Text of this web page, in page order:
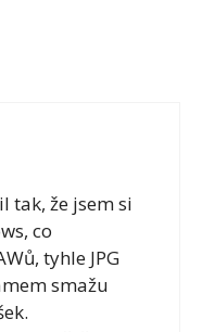
tak, že jsem si
co
tyhle JPG
smažu